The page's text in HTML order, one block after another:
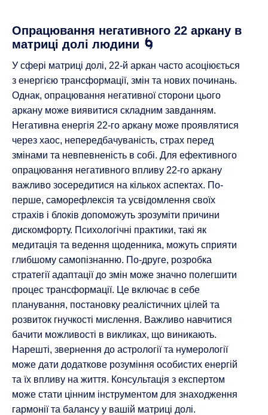
Опрацювання негативного 22 аркану в
матриці долі людини 🌀
У сфері матриці долі, 22-й аркан часто асоціюється
з енергією трансформації, змін та нових починань.
Однак, опрацювання негативної сторони цього
аркану може виявитися складним завданням.
Негативна енергія 22-го аркану може проявлятися
через хаос, непередбачуваність, страх перед
змінами та невпевненість в собі. Для ефективного
опрацювання негативного впливу 22-го аркану
важливо зосередитися на кількох аспектах. По-
перше, саморефлексія та усвідомлення своїх
страхів і блоків допоможуть зрозуміти причини
дискомфорту. Психологічні практики, такі як
медитація та ведення щоденника, можуть сприяти
глибшому самопізнанню. По-друге, розробка
стратегії адаптації до змін може значно полегшити
процес трансформації. Це включає в себе
планування, постановку реалістичних цілей та
розвиток гнучкості мислення. Важливо навчитися
бачити можливості в викликах, що виникають.
Нарешті, звернення до астрології та нумерології
може дати додаткове розуміння особистих енергій
та їх впливу на життя. Консультація з експертом
може стати цінним інструментом для знаходження
гармонії та балансу у вашій матриці долі.